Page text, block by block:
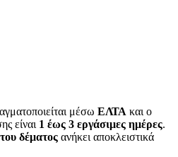
μέσω ΕΛΤΑ και ο
είναι 1 έως 3 εργάσιμες ημέρες.
δέματος ανήκει αποκλειστικά